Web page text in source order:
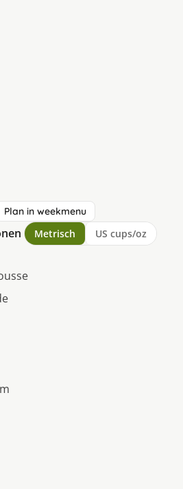
Plan in weekmenu
Metrisch US cups/oz